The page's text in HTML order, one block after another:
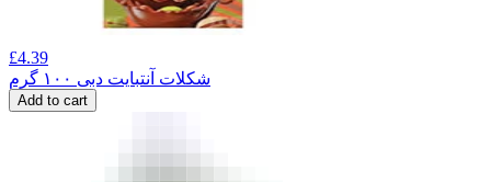
£4.39
شکلات آنتبایت دبی ۱۰۰ گرم
Add to cart